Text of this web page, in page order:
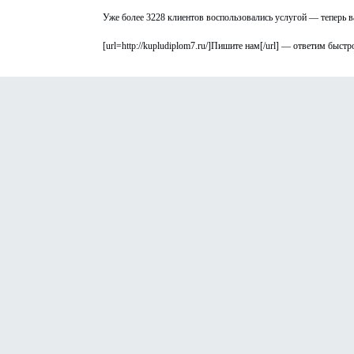
Уже более 3228 клиентов воспользовались услугой — теперь
[url=http://kupludiplom7.ru/]Пишите нам[/url] — ответим